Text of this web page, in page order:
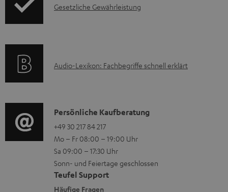
A
r
i
e
n
z
u
m
I
r
t
i
o
n
e
Gesetzliche Gewährleistung
A
i
o
-
L
e
x
Audio-Lexikon: Fachbegriffe schnell erklärt
K
o
n
t
a
Persönliche Kaufberatung
+49 30 217 84 217
Mo – Fr 08:00 – 19:00 Uhr
Sa 09:00 – 17:30 Uhr
Sonn- und Feiertage geschlossen
Teufel Support
Häufige Fragen